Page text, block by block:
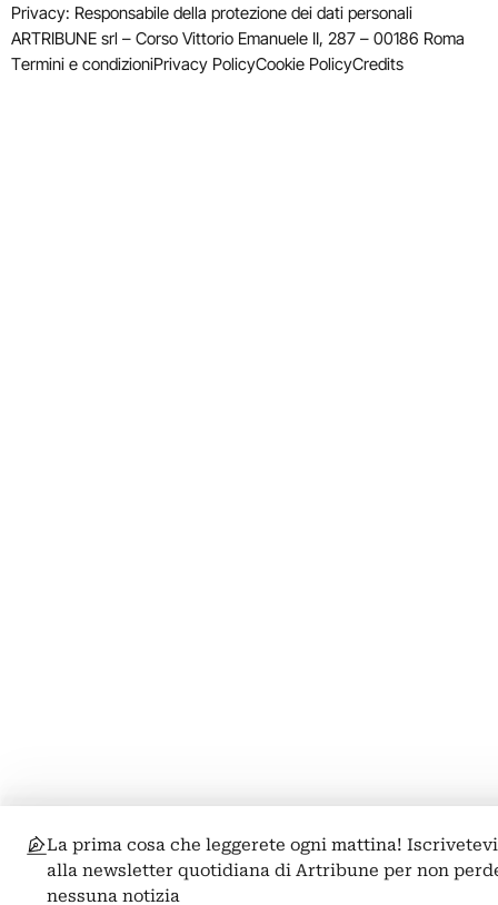
Privacy: Responsabile della protezione dei dati personali
ARTRIBUNE srl – Corso Vittorio Emanuele II, 287 – 00186 Roma
Termini e condizioniPrivacy PolicyCookie PolicyCredits
La prima cosa che leggerete ogni mattina! Iscrivetevi
alla newsletter quotidiana di Artribune per non
nessuna notizia